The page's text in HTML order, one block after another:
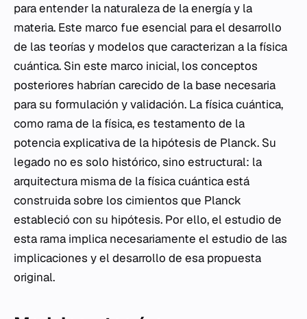
para entender la naturaleza de la energía y la
materia. Este marco fue esencial para el desarrollo
de las teorías y modelos que caracterizan a la física
cuántica. Sin este marco inicial, los conceptos
posteriores habrían carecido de la base necesaria
para su formulación y validación. La física cuántica,
como rama de la física, es testamento de la
potencia explicativa de la hipótesis de Planck. Su
legado no es solo histórico, sino estructural: la
arquitectura misma de la física cuántica está
construida sobre los cimientos que Planck
estableció con su hipótesis. Por ello, el estudio de
esta rama implica necesariamente el estudio de las
implicaciones y el desarrollo de esa propuesta
original.